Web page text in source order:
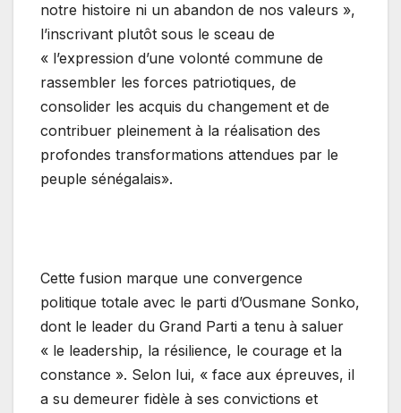
notre histoire ni un abandon de nos valeurs »,
l’inscrivant plutôt sous le sceau de
« l’expression d’une volonté commune de
rassembler les forces patriotiques, de
consolider les acquis du changement et de
contribuer pleinement à la réalisation des
profondes transformations attendues par le
peuple sénégalais».
Cette fusion marque une convergence
politique totale avec le parti d’Ousmane Sonko,
dont le leader du Grand Parti a tenu à saluer
« le leadership, la résilience, le courage et la
constance ». Selon lui, « face aux épreuves, il
a su demeurer fidèle à ses convictions et